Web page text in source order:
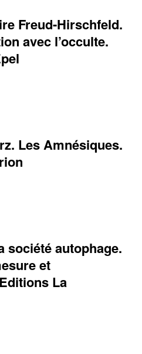
Freud-Hirschfeld.
avec l’occulte.
Les Amnésiques.
société autophage.
et
La
e-mail